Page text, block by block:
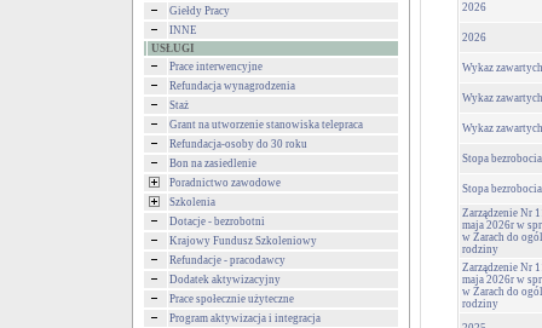
Giełdy Pracy
INNE
USŁUGI
Prace interwencyjne
Refundacja wynagrodzenia
Staż
Grant na utworzenie stanowiska telepraca
Refundacja-osoby do 30 roku
Bon na zasiedlenie
Poradnictwo zawodowe
Szkolenia
Dotacje - bezrobotni
Krajowy Fundusz Szkoleniowy
Refundacje - pracodawcy
Dodatek aktywizacyjny
Prace społecznie użyteczne
Program aktywizacja i integracja
2026
2026
Wykaz
Wykaz
Wykaz
Stopa bezrobocia
Stopa bezrobocia
Zarządzenie Nr
maja 2026r w
w Żarach do
rodziny
Zarządzenie Nr
maja 2026r w
w Żarach do
rodziny